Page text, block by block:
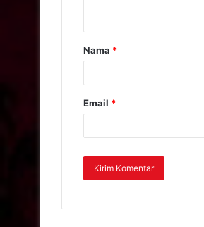
Nama *
Email *